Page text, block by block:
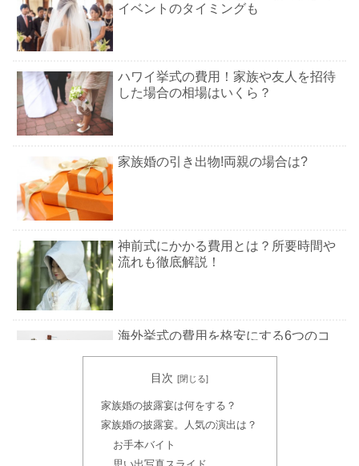
イベントのタイミングも
ハワイ挙式の費用！家族や友人を招待
した場合の相場はいくら？
家族婚の引き出物!両親の場合は?
神前式にかかる費用とは？所要時間や
流れも徹底解説！
海外挙式の費用を格安にする6つのコ
ハワイで結婚式をする時期はいつが良
い？おすすめを徹底調査
目次
家族婚の披露宴は何をする？
家族婚の披露宴。人気の演出は？
お手本バイト